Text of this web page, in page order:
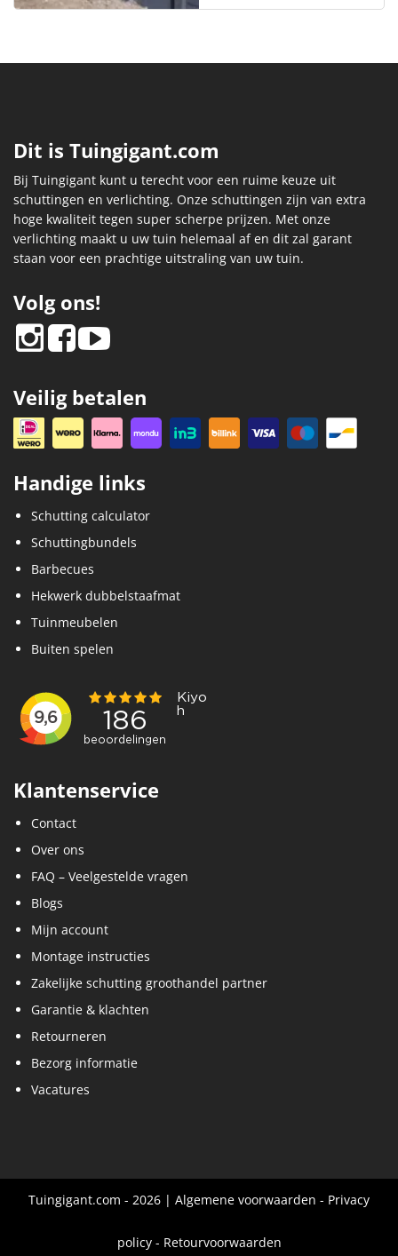
Dit is Tuingigant.com
Bij Tuingigant kunt u terecht voor een ruime keuze uit
schuttingen en verlichting. Onze schuttingen zijn van extra
hoge kwaliteit tegen super scherpe prijzen. Met onze
verlichting maakt u uw tuin helemaal af en dit zal garant
staan voor een prachtige uitstraling van uw tuin.
Volg ons!
Veilig betalen
Handige links
Schutting calculator
Schuttingbundels
Barbecues
Hekwerk dubbelstaafmat
Tuinmeubelen
Buiten spelen
Klantenservice
Contact
Over ons
FAQ – Veelgestelde vragen
Blogs
Mijn account
Montage instructies
Zakelijke schutting groothandel partner
Garantie & klachten
Retourneren
Bezorg informatie
Vacatures
Tuingigant.com - 2026 | Algemene voorwaarden - Privacy
policy- Retourvoorwaarden